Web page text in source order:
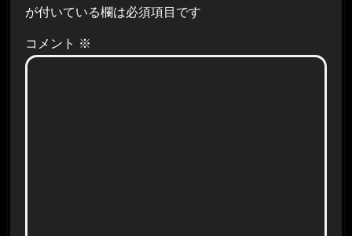
が付いている欄は必須項目です
コメント ※